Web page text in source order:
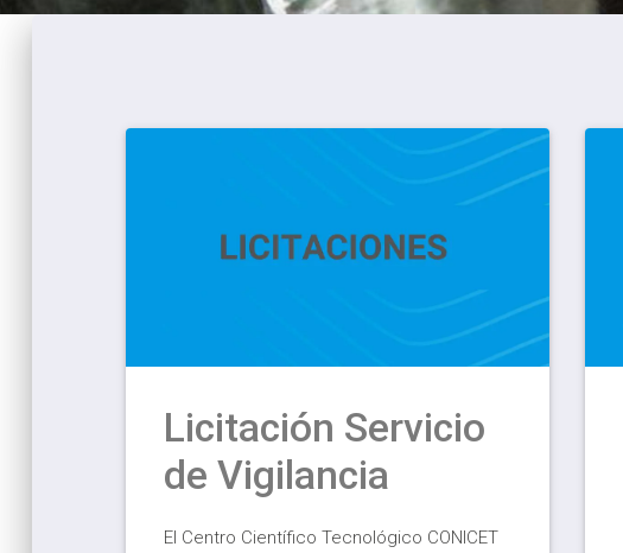
Licitación Servicio
de Vigilancia
El Centro Científico Tecnológico CONICET